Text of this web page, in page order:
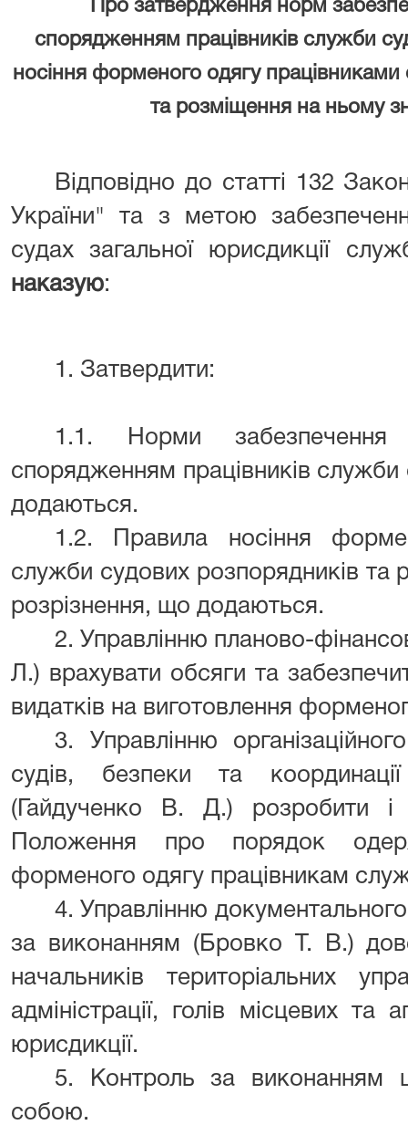
Про затвердження норм
спорядженням працівників служби
носіння форменого одягу
та розміщення на ньому
Відповідно до статті 132
України" та з метою
судах загальної юрисдикції
наказую:
1. Затвердити:
1.1. Норми
спорядженням працівників
додаються.
1.2. Правила носіння
служби судових розпорядників та
розрізнення, що додаються.
2. Управлінню планово-
Л.) врахувати обсяги та
видатків на виготовлення
3. Управлінню
судів, безпеки та
(Гайдученко В. Д.) розробити і
Положення про порядок
форменого одягу працівникам
4. Управлінню
за виконанням (Бровко Т. В.)
начальників територіальних
адміністрації, голів місцевих та
юрисдикції.
5. Контроль за виконанням
собою.